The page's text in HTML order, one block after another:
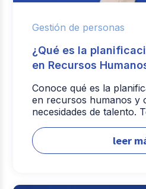
Gestión de personas
¿Qué es la
en Recursos
Conoce qué es la
en recursos humanos y
necesidades de talento.
leer